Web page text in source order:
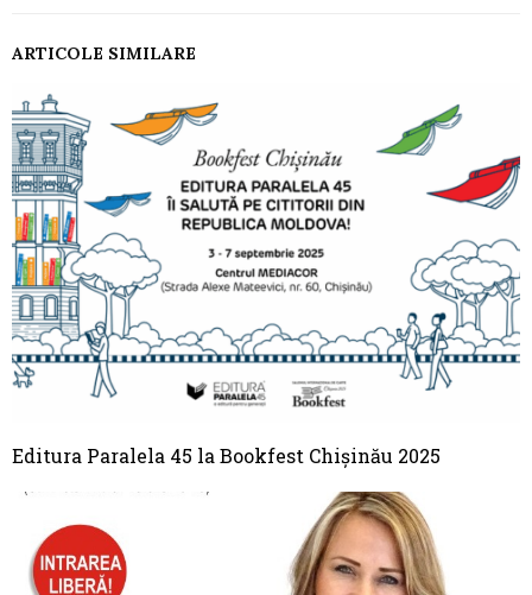
ARTICOLE SIMILARE
Editura Paralela 45 la Bookfest Chișinău 2025